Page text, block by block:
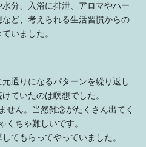
分、入浴に排泄、アロマやハー
ど、考えられる生活習慣からの
いました。
通りになるパターンを繰り返し
ていたのは瞑想でした。
せん。当然雑念がたくさん出てく
くちゃ難しいです。
てもらってやっていました。